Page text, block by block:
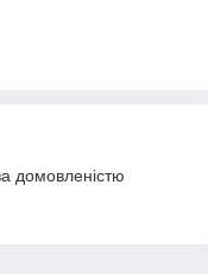
домовленістю